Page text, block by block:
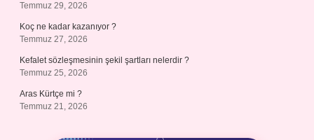
Temmuz 29, 2026
Koç ne kadar kazanıyor ?
Temmuz 27, 2026
Kefalet sözleşmesinin şekil şartları nelerdir ?
Temmuz 25, 2026
Aras Kürtçe mi ?
Temmuz 21, 2026